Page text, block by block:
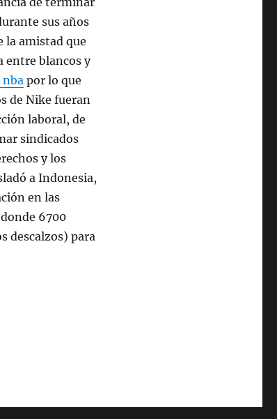
sus años
la amistad que
entre blancos y
nbapor lo que
de Nike fueran
laboral, de
sindicados
y los
a Indonesia,
en las
6700
descalzos) para